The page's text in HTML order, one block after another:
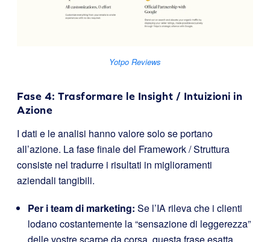
Yotpo Reviews
Fase 4: Trasformare le Insight / Intuizioni in
Azione
I dati e le analisi hanno valore solo se portano
all’azione. La fase finale del Framework / Struttura
consiste nel tradurre i risultati in miglioramenti
aziendali tangibili.
Per i team di marketing: Se l’IA rileva che i clienti
lodano costantemente la “sensazione di leggerezza”